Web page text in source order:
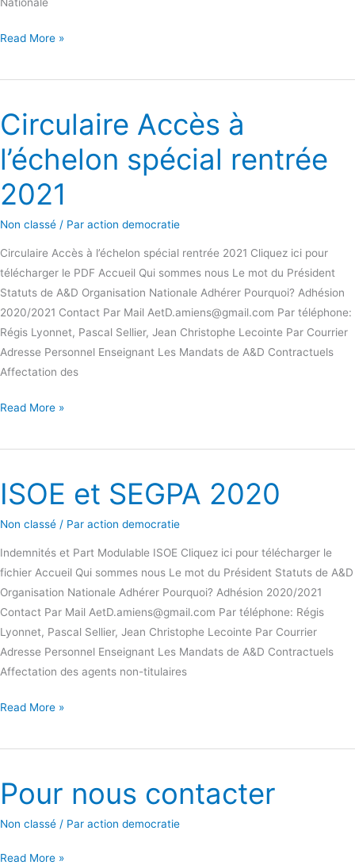
Read More »
Circulaire Accès à
l’échelon spécial rentrée
2021
Non classé / Par action democratie
Circulaire Accès à l’échelon spécial rentrée 2021 Cliquez ici pour
télécharger le PDF Accueil Qui sommes nous Le mot du Président
Statuts de A&D Organisation Nationale Adhérer Pourquoi? Adhésion
2020/2021 Contact Par Mail AetD.amiens@gmail.com Par téléphone:
Régis Lyonnet, Pascal Sellier, Jean Christophe Lecointe Par Courrier
Adresse Personnel Enseignant Les Mandats de A&D Contractuels
Affectation des
Circulaire
Accès
spécial
Read More »
ISOE et SEGPA 2020
Non classé / Par action democratie
Indemnités et Part Modulable ISOE Cliquez ici pour télécharger le
fichier Accueil Qui sommes nous Le mot du Président Statuts de A&D
Organisation Nationale Adhérer Pourquoi? Adhésion 2020/2021
Contact Par Mail AetD.amiens@gmail.com Par téléphone: Régis
Lyonnet, Pascal Sellier, Jean Christophe Lecointe Par Courrier
Adresse Personnel Enseignant Les Mandats de A&D Contractuels
Affectation des agents non-titulaires
ISOE
et
SEGPA
Read More »
Pour nous contacter
Non classé / Par action democratie
Pour
nous
contacter
Read More »